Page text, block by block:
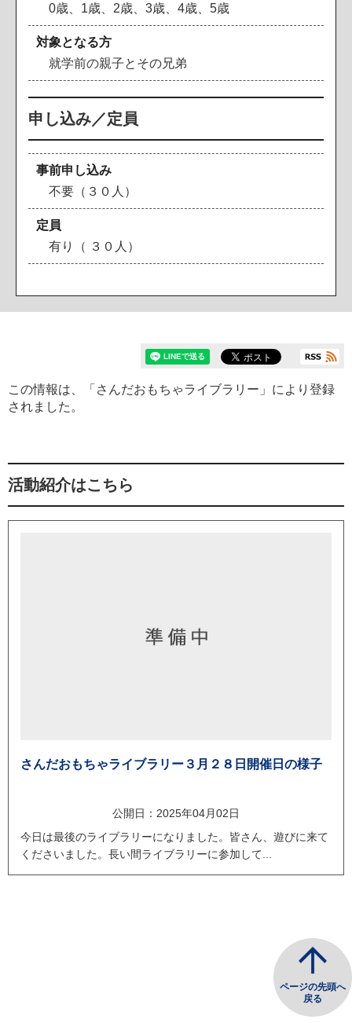
0歳、1歳、2歳、3歳、4歳、5歳
対象となる方
就学前の親子とその兄弟
申し込み／定員
事前申し込み
不要（３０人）
定員
有り（ ３０人）
この情報は、「さんだおもちゃライブラリー」により登録
されました。
活動紹介はこちら
さんだおもちゃライブラリー３月２８日開催日の様子
公開日：2025年04月02日
今日は最後のライブラリーになりました。皆さん、遊びに来て
くださいました。長い間ライブラリーに参加して...
ページの先頭へ
戻る